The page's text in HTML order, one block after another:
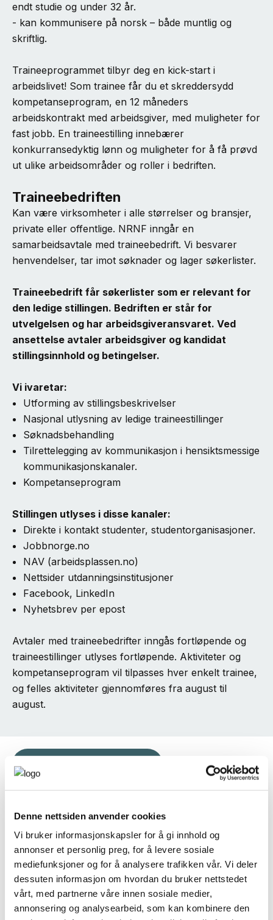
Denne nettsiden anvender cookies
Vi bruker informasjonskapsler for å gi innhold og
annonser et personlig preg, for å levere sosiale
mediefunksjoner og for å analysere trafikken vår. Vi deler
dessuten informasjon om hvordan du bruker nettstedet
vårt, med partnerne våre innen sosiale medier,
annonsering og analysearbeid, som kan kombinere den
endt studie og under 32 år.
- kan kommunisere på norsk – både muntlig og
skriftlig.
Traineeprogrammet tilbyr deg en kick-start i
arbeidslivet! Som trainee får du et skreddersydd
kompetanseprogram, en 12 måneders
arbeidskontrakt med arbeidsgiver, med muligheter for
fast jobb. En traineestilling innebærer
konkurransedyktig lønn og muligheter for å få prøvd
ut ulike arbeidsområder og roller i bedriften.
Traineebedriften
Kan være virksomheter i alle størrelser og bransjer,
private eller offentlige. NRNF inngår en
samarbeidsavtale med traineebedrift. Vi besvarer
henvendelser, tar imot søknader og lager søkerlister.
Traineebedrift får søkerlister som er relevant for
den ledige stillingen. Bedriften er står for
utvelgelsen og har arbeidsgiveransvaret. Ved
ansettelse avtaler arbeidsgiver og kandidat
stillingsinnhold og betingelser.
Vi ivaretar:
Utforming av stillingsbeskrivelser
Nasjonal utlysning av ledige traineestillinger
Søknadsbehandling
Tilrettelegging av kommunikasjon i hensiktsmessige
kommunikasjonskanaler.
Kompetanseprogram
Stillingen utlyses i disse kanaler:
Direkte i kontakt studenter, studentorganisasjoner.
Jobbnorge.no
NAV (arbeidsplassen.no)
Nettsider utdanningsinstitusjoner
Facebook, LinkedIn
Nyhetsbrev per epost
Avtaler med traineebedrifter inngås fortløpende og
traineestillinger utlyses fortløpende. Aktiviteter og
kompetanseprogram vil tilpasses hver enkelt trainee,
og felles aktiviteter gjennomføres fra august til
august.
Ledige traineestillinger
Bli traineebedrift
Ta gjerne kontakt!
Har du spørsmål om programmet, ta gjerne kontakt